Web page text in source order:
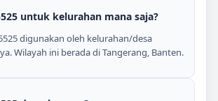
untuk kelurahan mana saja?
digunakan oleh kelurahan/desa
Wilayah ini berada di Tangerang, Banten.